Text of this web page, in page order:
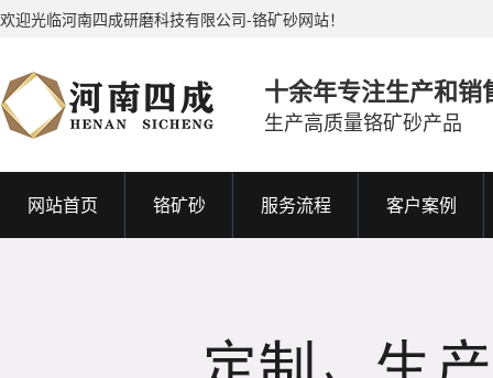
欢迎光临河南四成研磨科技有限公司-铬矿砂网站！
十余年专注生产和销
生产高质量铬矿砂产品
网站首页 铬矿砂 服务流程 客户案例